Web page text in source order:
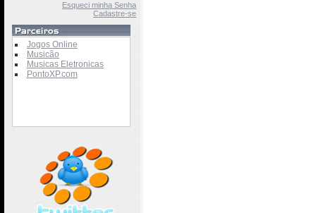
Esqueci minha Senha
Cadastre-se
Jogos Online
Musicão
Musicas Eletronicas
PontoXP.com